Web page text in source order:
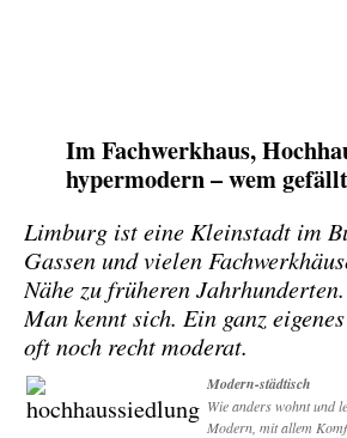
Im Fachwerkhaus,
hypermodern – wem
Limburg ist eine Kleinstadt im
Gassen und vielen
Nähe zu früheren
Man kennt sich. Ein ganz
oft noch recht moderat.
Modern-städtisch
Wie anders wohnt und
Modern, mit allem